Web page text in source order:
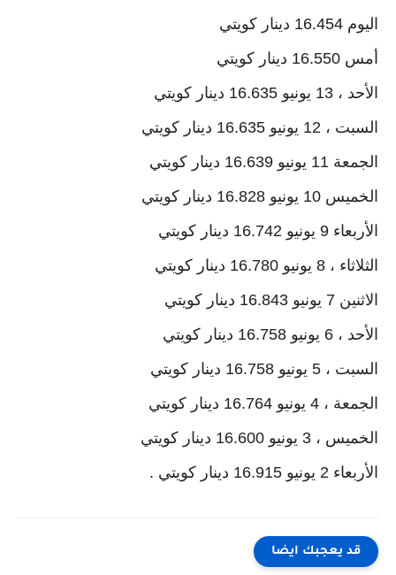
اليوم 16.454 دينار كويتي
أمس 16.550 دينار كويتي
الأحد ، 13 يونيو 16.635 دينار كويتي
السبت ، 12 يونيو 16.635 دينار كويتي
الجمعة 11 يونيو 16.639 دينار كويتي
الخميس 10 يونيو 16.828 دينار كويتي
الأربعاء 9 يونيو 16.742 دينار كويتي
الثلاثاء ، 8 يونيو 16.780 دينار كويتي
الاثنين 7 يونيو 16.843 دينار كويتي
الأحد ، 6 يونيو 16.758 دينار كويتي
السبت ، 5 يونيو 16.758 دينار كويتي
الجمعة ، 4 يونيو 16.764 دينار كويتي
الخميس ، 3 يونيو 16.600 دينار كويتي
الأربعاء 2 يونيو 16.915 دينار كويتي .
قد يعجبك ايضا